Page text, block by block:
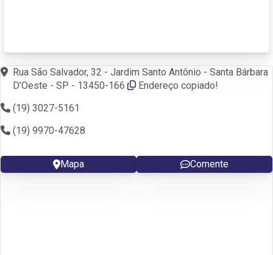
Rua São Salvador, 32 - Jardim Santo Antônio - Santa Bárbara
D’Oeste - SP - 13450-166
Endereço copiado!
(19) 3027-5161
(19) 9970-47628
Mapa Comente